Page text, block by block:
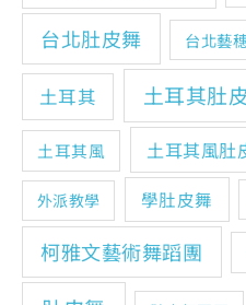
台北肚皮舞 台北藝
土耳其 土耳其肚
土耳其風 土耳其風肚
外派教學 學肚皮舞
柯雅文藝術舞蹈團